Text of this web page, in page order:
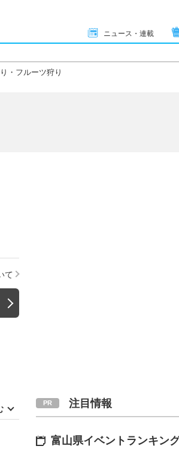
ニュース・連載
・フルーツ狩り
て
注目情報
富山県イベントランキン